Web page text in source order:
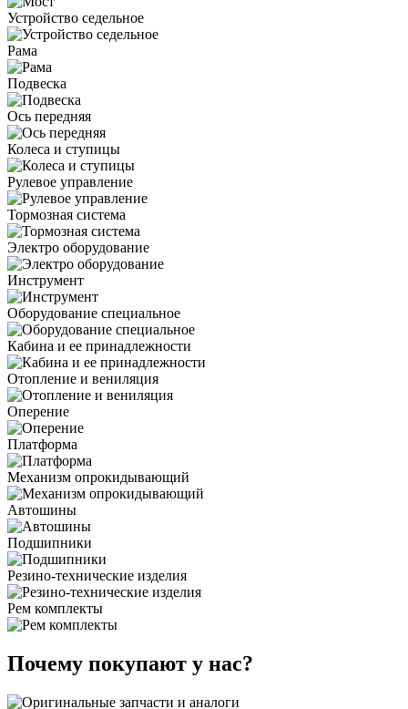
Устройство седельное
Рама
Подвеска
Ось передняя
Колеса и ступицы
Рулевое управление
Тормозная система
Электро оборудование
Инструмент
Оборудование специальное
Кабина и ее принадлежности
Отопление и вениляция
Оперение
Платформа
Механизм опрокидывающий
Автошины
Подшипники
Резино-технические изделия
Рем комплекты
Почему покупают у нас?